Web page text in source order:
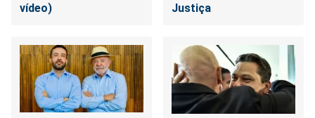
vídeo) Justiça